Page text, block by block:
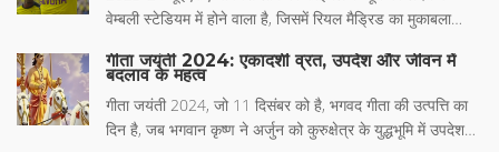
में CAB के अध्यक्ष स्नेहाशीष गांगुली ने पुष्टि की है।
वेम्बली स्टेडियम में होने वाला है, जिसमें रियल मैड्रिड का मुकाबला
मुकाबलों से भरा होगा, जिसमें विनिसियस जूनियर, जुड बेल्लिंघम, और
निकलास फुलकृग मुख्य भूमिका निभाएंगे।
गीता जयंती 2024: एकादशी व्रत, उपदेश और जीवन में
बदलाव के महत्व
गीता जयंती 2024, जो 11 दिसंबर को है, भगवद गीता की उत्पत्ति का
दिन है, जब भगवान कृष्ण ने अर्जुन को कुरुक्षेत्र के युद्धभूमि में उपदेश